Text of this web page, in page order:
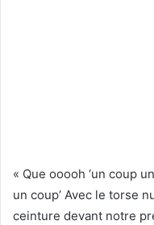
« Que ooooh ‘un coup
un coup’ Avec le torse
ceinture devant notre